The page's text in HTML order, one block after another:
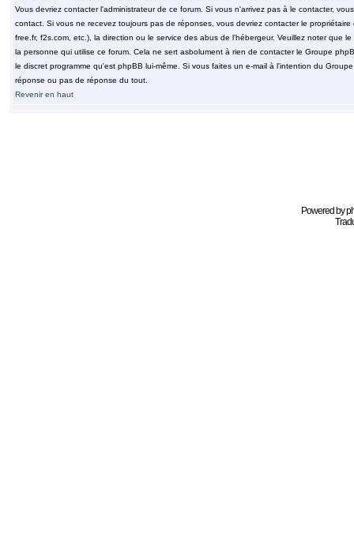
Vous devriez contacter l'administrateur de ce forum. Si vous n'arrivez pas à le contacter,
contact. Si vous ne recevez toujours pas de réponses, vous devriez contacter le
free.fr, f2s.com, etc.), la direction ou le service des abus de l'hébergeur. Veuillez noter
la personne qui utilise ce forum. Cela ne sert asbolument à rien de contacter le Groupe
le discret programme qu'est phpBB lui-même. Si vous faites un e-mail à l'intention du
réponse ou pas de réponse du tout.
Revenir en haut
Powered by